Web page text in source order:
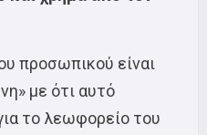
προσωπικού είναι
με ότι αυτό
το λεωφορείο του